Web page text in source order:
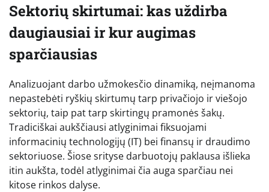
Sektorių skirtumai: kas uždirba
daugiausiai ir kur augimas
sparčiausias
Analizuojant darbo užmokesčio dinamiką, neįmanoma
nepastebėti ryškių skirtumų tarp privačiojo ir viešojo
sektorių, taip pat tarp skirtingų pramonės šakų.
Tradiciškai aukščiausi atlyginimai fiksuojami
informacinių technologijų (IT) bei finansų ir draudimo
sektoriuose. Šiose srityse darbuotojų paklausa išlieka
itin aukšta, todėl atlyginimai čia auga sparčiau nei
kitose rinkos dalyse.